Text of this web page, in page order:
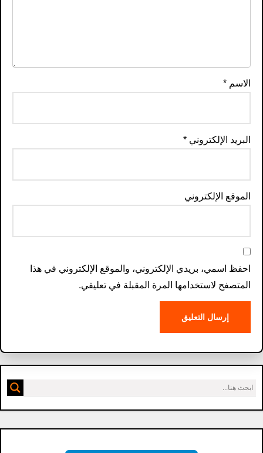
الاسم*
البريد الإلكتروني*
الموقع الإلكتروني
احفظ اسمي، بريدي الإلكتروني، والموقع الإلكتروني في هذا
المتصفح لاستخدامها المرة المقبلة في تعليقي.